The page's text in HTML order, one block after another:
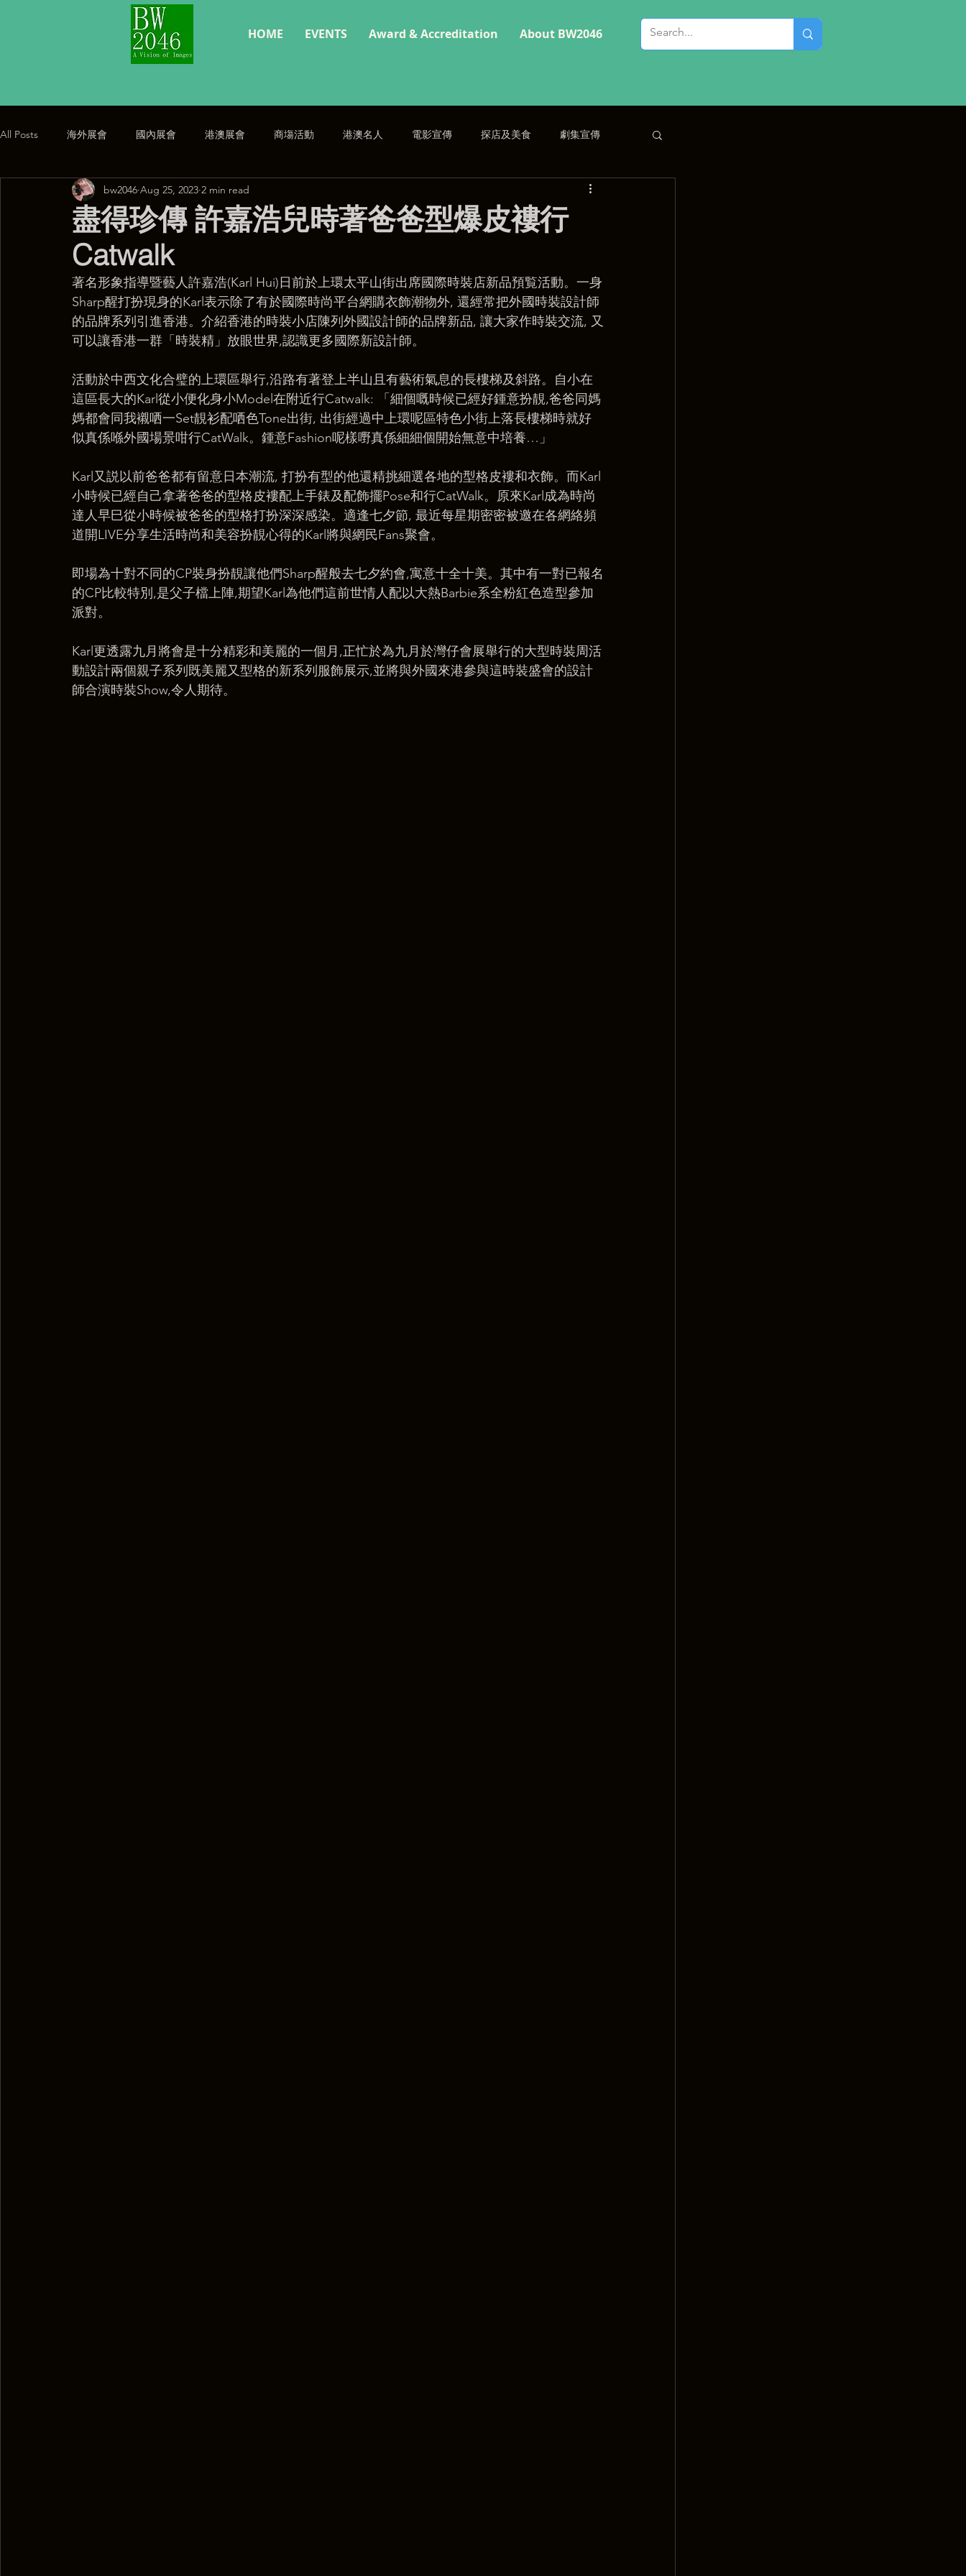
HOME EVENTS Award & Accreditation About BW2046
All Posts 海外展會 國內展會 港澳展會 商塲活動 港澳名人 電影宣傳 探店及美食 劇集宣傳
公告
盡得珍傳 許嘉浩兒時著爸爸型爆皮褸行
Catwalk
bw2046 Aug 25, 2023 2 min read
著名形象指導暨藝人許嘉浩(Karl Hui)日前於上環太平山街出席國際時裝店新品預覧活動。一身
Sharp醒打扮現身的Karl表示除了有於國際時尚平台網購衣飾潮物外, 還經常把外國時裝設計師
的品牌系列引進香港。介紹香港的時裝小店陳列外國設計師的品牌新品, 讓大家作時裝交流, 又
可以讓香港一群「時裝精」放眼世界,認識更多國際新設計師。
活動於中西文化合璧的上環區舉行,沿路有著登上半山且有藝術氣息的長樓梯及斜路。自小在
這區長大的Karl從小便化身小Model在附近行Catwalk: 「細個嘅時候已經好鍾意扮靚,爸爸同媽
媽都會同我襯哂一Set靚衫配哂色Tone出街, 出街經過中上環呢區特色小街上落長樓梯時就好
似真係喺外國場景咁行CatWalk。鍾意Fashion呢樣嘢真係細細個開始無意中培養…」
Karl又説以前爸爸都有留意日本潮流, 打扮有型的他還精挑細選各地的型格皮褸和衣飾。而Karl
小時候已經自己拿著爸爸的型格皮褸配上手錶及配飾擺Pose和行CatWalk。原來Karl成為時尚
達人早巳從小時候被爸爸的型格打扮深深感染。適逢七夕節, 最近每星期密密被邀在各網絡頻
道開LIVE分享生活時尚和美容扮靚心得的Karl將與網民Fans聚會。
即場為十對不同的CP裝身扮靚讓他們Sharp醒般去七夕約會,寓意十全十美。其中有一對已報名
的CP比較特別,是父子檔上陣,期望Karl為他們這前世情人配以大熱Barbie系全粉紅色造型參加
派對。
Karl更透露九月將會是十分精彩和美麗的一個月,正忙於為九月於灣仔會展舉行的大型時裝周活
動設計兩個親子系列既美麗又型格的新系列服飾展示,並將與外國來港參與這時裝盛會的設計
師合演時裝Show,令人期待。